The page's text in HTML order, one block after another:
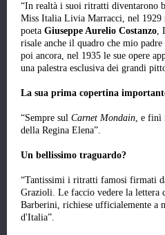
“In realtà i suoi ritratti diventarono
Miss Italia Livia Marracci, nel 1929
poeta Giuseppe Aurelio Costanzo,
risale anche il quadro che mio
poi ancora, nel 1935 le sue opere
una palestra esclusiva dei grandi
La sua prima copertina
“Sempre sul Carnet Mondain, e finì
della Regina Elena”.
Un bellissimo traguardo?
“Tantissimi i ritratti famosi firmati
Grazioli. Le faccio vedere la lettera
Barberini, richiese ufficialemente a
d'Italia”.